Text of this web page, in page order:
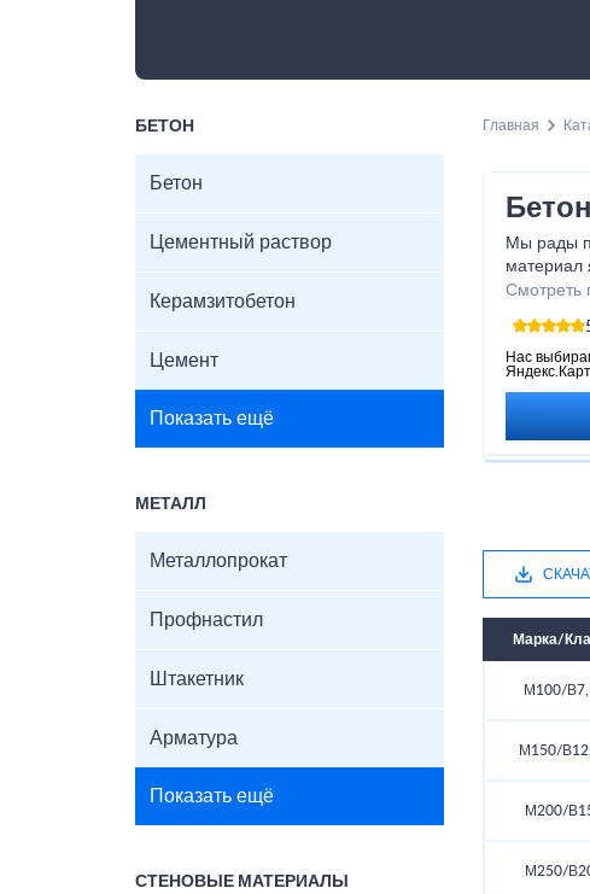
БЕТОН
Бетон
Цементный раствор
Керамзитобетон
Цемент
Показать ещё
МЕТАЛЛ
Металлопрокат
Профнастил
Штакетник
Арматура
Показать ещё
СТЕНОВЫЕ МАТЕРИАЛЫ
Главная
Мы рады
материал
надежных
станет
поможет
продукта.
Смотреть
Нас
Марка/
М100/
М150/
М200/
М250/